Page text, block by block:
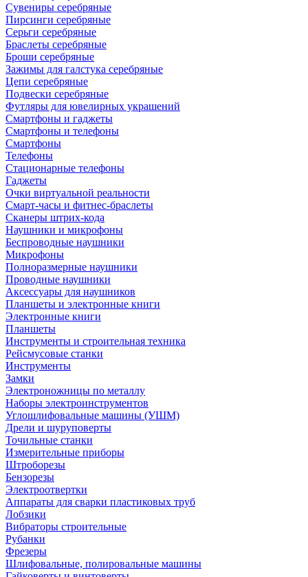
Сувениры серебряные
Пирсинги серебряные
Серьги серебряные
Браслеты серебряные
Броши серебряные
Зажимы для галстука серебряные
Цепи серебряные
Подвески серебряные
Футляры для ювелирных украшений
Смартфоны и гаджеты
Смартфоны и телефоны
Смартфоны
Телефоны
Стационарные телефоны
Гаджеты
Очки виртуальной реальности
Смарт-часы и фитнес-браслеты
Сканеры штрих-кода
Наушники и микрофоны
Беспроводные наушники
Микрофоны
Полноразмерные наушники
Проводные наушники
Аксессуары для наушников
Планшеты и электронные книги
Электронные книги
Планшеты
Инструменты и строительная техника
Рейсмусовые станки
Инструменты
Замки
Электроножницы по металлу
Наборы электроинструментов
Углошлифовальные машины (УШМ)
Дрели и шуруповерты
Точильные станки
Измерительные приборы
Штроборезы
Бензорезы
Электроотвертки
Аппараты для сварки пластиковых труб
Лобзики
Вибраторы строительные
Рубанки
Фрезеры
Шлифовальные, полировальные машины